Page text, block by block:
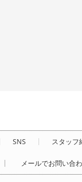
SNS スタッフ
メールでお問い合